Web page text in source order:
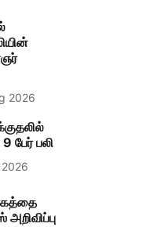
2026
பேர் பலி